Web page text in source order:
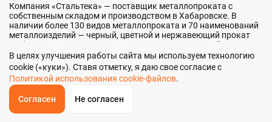
ОБРАТНЫЙЗВОНОК
Компания «Стальтека» — поставщик металлопроката с
собственным складом и производством в Хабаровске. В
наличии более 130 видов металлопроката и 70 наименований
металлоизделий — черный, цветной и нержавеющий прокат
любых типоразмеров. Мы реализуем лист цинковый как
оптом, так и в розницу прямо со склада из наличия или под
заказ. Контроль качества на всех этапах — от входного
анализа до отгрузки.
НАШИ ПРЕИМУЩЕСТВА
Главная
В целях улучшения работы сайта мы используем технологию
cookie («куки»). Ставя отметку, я даю свое согласие с
Политикой использования cookie-файлов.
Согласен Не согласен